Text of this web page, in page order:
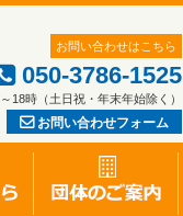
お問い合わせはこちら
050-3786-1525
18時（土日祝・年末年始除く）
お問い合わせフォーム
別加入のお申し込み
労災事故が起きたら